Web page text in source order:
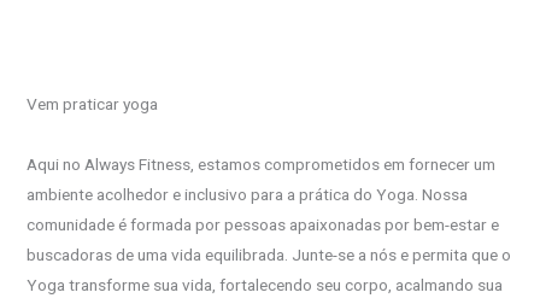
Vem praticar yoga
Aqui no Always Fitness, estamos comprometidos em fornecer um
ambiente acolhedor e inclusivo para a prática do Yoga. Nossa
comunidade é formada por pessoas apaixonadas por bem-estar e
buscadoras de uma vida equilibrada. Junte-se a nós e permita que o
Yoga transforme sua vida, fortalecendo seu corpo, acalmando sua